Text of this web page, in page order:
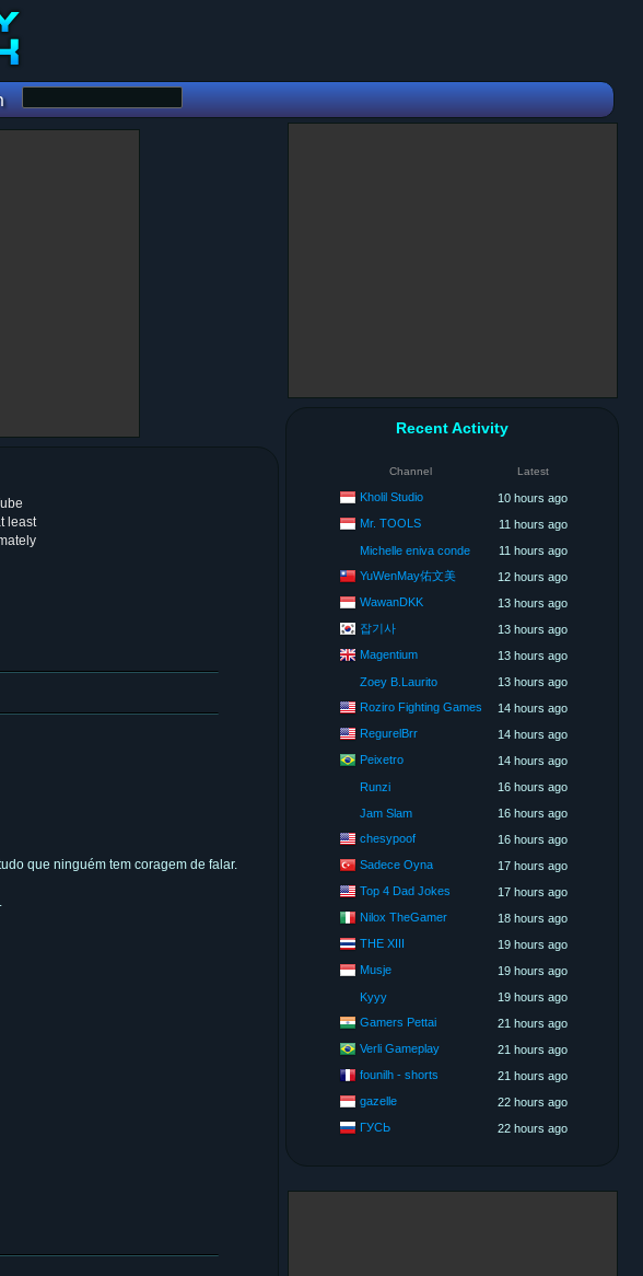
least
que ninguém tem coragem de falar.
Recent Activity
Channel Latest
Kholil Studio
10 hours ago
Mr. TOOLS
11 hours ago
Michelle eniva conde
11 hours ago
YuWenMay佑文美
12 hours ago
WawanDKK
13 hours ago
잡기사
13 hours ago
Magentium
13 hours ago
Zoey B.Laurito
13 hours ago
Roziro Fighting Games
14 hours ago
RegurelBrr
14 hours ago
Peixetro
14 hours ago
Runzi
16 hours ago
Jam Slam
16 hours ago
chesypoof
16 hours ago
Sadece Oyna
17 hours ago
Top 4 Dad Jokes
17 hours ago
Nilox TheGamer
18 hours ago
THE XIII
19 hours ago
Musje
19 hours ago
Kyyy
19 hours ago
Gamers Pettai
21 hours ago
Verli Gameplay
21 hours ago
founilh - shorts
21 hours ago
gazelle
22 hours ago
ГУСЬ
22 hours ago